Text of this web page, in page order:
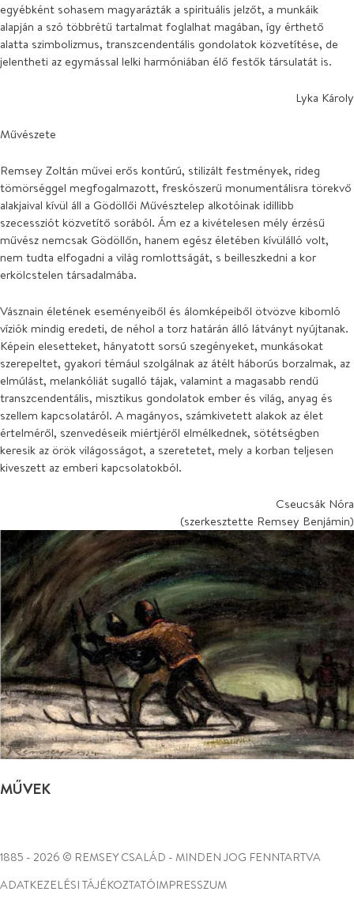
egyébként sohasem magyarázták a spirituális jelzőt, a munkáik
alapján a szó többrétű tartalmat foglalhat magában, így érthető
alatta szimbolizmus, transzcendentális gondolatok közvetítése, de
jelentheti az egymással lelki harmóniában élő festők társulatát is.
Lyka Károly
Művészete
Remsey Zoltán művei erős kontúrú, stilizált festmények, rideg
tömörséggel megfogalmazott, freskószerű monumentálisra törekvő
alakjaival kívül áll a Gödöllői Művésztelep alkotóinak idillibb
szecessziót közvetítő sorából. Ám ez a kivételesen mély érzésű
művész nemcsak Gödöllőn, hanem egész életében kívülálló volt,
nem tudta elfogadni a világ romlottságát, s beilleszkedni a kor
erkölcstelen társadalmába.
Vásznain életének eseményeiből és álomképeiből ötvözve kibomló
víziók mindig eredeti, de néhol a torz határán álló látványt nyújtanak.
Képein elesetteket, hányatott sorsú szegényeket, munkásokat
szerepeltet, gyakori témául szolgálnak az átélt háborús borzalmak, az
elmúlást, melankóliát sugalló tájak, valamint a magasabb rendű
transzcendentális, misztikus gondolatok ember és világ, anyag és
szellem kapcsolatáról. A magányos, számkivetett alakok az élet
értelméről, szenvedéseik miértjéről elmélkednek, sötétségben
keresik az örök világosságot, a szeretetet, mely a korban teljesen
kiveszett az emberi kapcsolatokból.
Cseucsák Nóra
(szerkesztette Remsey Benjámin)
MŰVEK
1885 - 2026 © REMSEY CSALÁD - MINDEN JOG FENNTARTVA
ADATKEZELÉSI TÁJÉKOZTATÓIMPRESSZUM